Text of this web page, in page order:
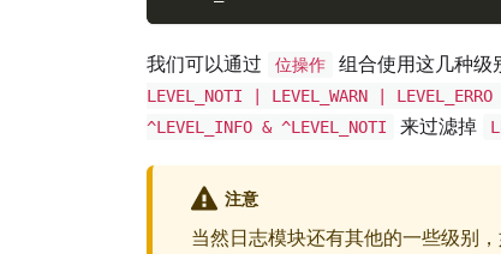
我们可以通过 位操作 组合使用这几种级
LEVEL_NOTI | LEVEL_WARN |
^LEVEL_INFO & ^LEVEL_NOTI
来过滤掉
注意
当然日志模块还有其他的一些级别